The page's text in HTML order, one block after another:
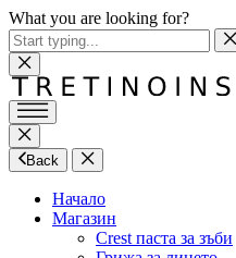
What you are looking for?
Back
Начало
Магазин
Crest паста за зъби